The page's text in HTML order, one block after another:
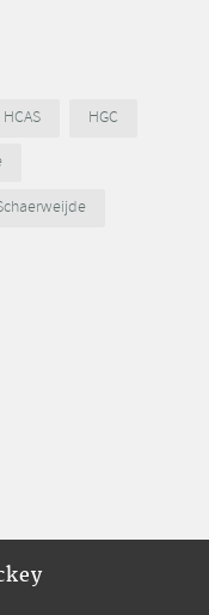
HCAS
HGC